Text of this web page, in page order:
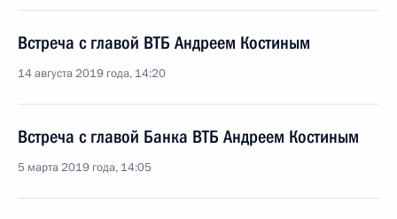
Встреча с главой ВТБ Андреем Костиным
14 августа 2019 года, 14:20
Встреча с главой Банка ВТБ Андреем Костиным
5 марта 2019 года, 14:05